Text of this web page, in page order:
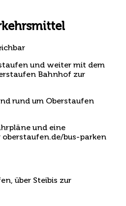
und weiter mit dem
Bahnhof zur
rund um Oberstaufen
und eine
bus-parken
über Steibis zur